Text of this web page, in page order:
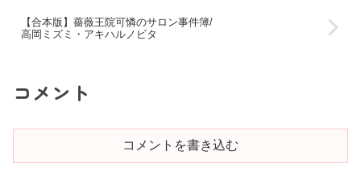
【合本版】薔薇王院可憐のサロン事件簿/
高岡ミズミ・アキハルノビタ
コメント
コメントを書き込む